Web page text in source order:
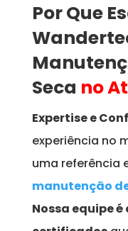
Por Que
Seca no
Expertise e
experiência no
uma referência
manutenção
Nossa equipe